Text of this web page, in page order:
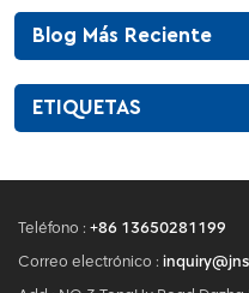
Blog Más Reciente
ETIQUETAS
Teléfono : +86 13650281199
Correo electrónico :